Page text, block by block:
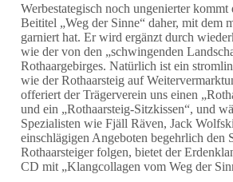
Werbestategisch noch ungenierter kommt
Beititel „Weg der Sinne“ daher, mit dem
garniert hat. Er wird ergänzt durch
wie der von den „schwingenden
Rothaargebirges. Natürlich ist ein
wie der Rothaarsteig auf
offeriert der Trägerverein uns einen
und ein „Rothaarsteig-Sitzkissen“, und
Spezialisten wie Fjäll Räven, Jack
einschlägigen Angeboten begehrlich den
Rothaarsteiger folgen, bietet der
CD mit „Klangcollagen vom Weg der